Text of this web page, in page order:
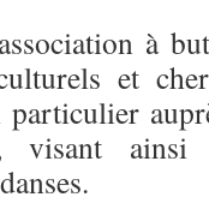
à
et
visant